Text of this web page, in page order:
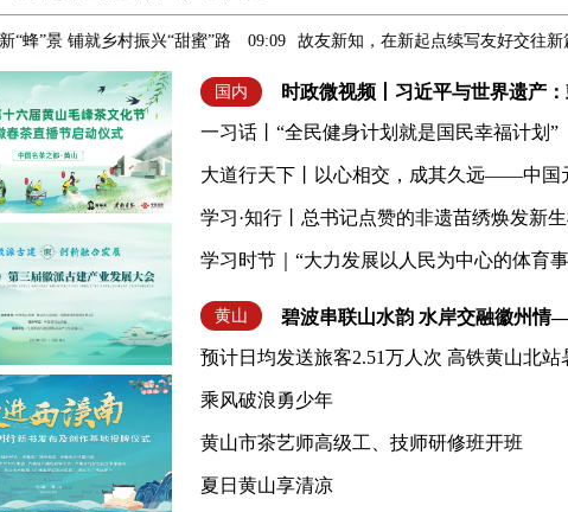
乡村振兴“甜蜜”路 09:09 故友新知，在新起点续写友好交往新篇章 ——
凉
国内
时政微视频丨习近平与世界遗产
一习话丨“全民健身计划就是国民幸福计划”
大道行天下丨以心相交，成其久远——中国
学习·知行丨总书记点赞的非遗苗绣焕发新
学习时节｜“大力发展以人民为中心的体育
黄山
碧波串联山水韵 水岸交融徽州
预计日均发送旅客2.51万人次 高铁黄山北站
乘风破浪勇少年
黄山市茶艺师高级工、技师研修班开班
夏日黄山享清凉